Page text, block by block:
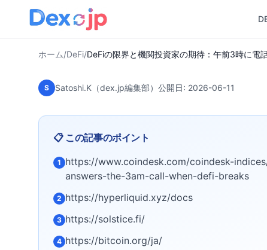
ホーム/DeFi/DeFiの限界と機関投資家の期待：午前3時に電
のは誰か？
S Satoshi.K（dex.jp編集部） 公開日: 2026-06-11
📋 この記事のポイント
1 https://www.coindesk.com/coindesk-
answers-the-3am-call-when-defi-breaks
2 https://hyperliquid.xyz/docs
3 https://solstice.fi/
4 https://bitcoin.org/ja/